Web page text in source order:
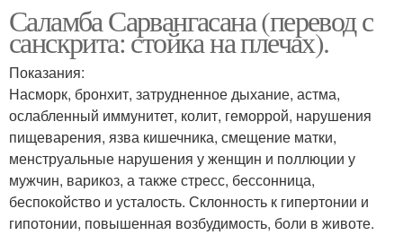
Саламба Сарвангасана (перевод с
санскрита: стойка на плечах).
Показания:
Насморк, бронхит, затрудненное дыхание, астма,
ослабленный иммунитет, колит, геморрой, нарушения
пищеварения, язва кишечника, смещение матки,
менструальные нарушения у женщин и поллюции у
мужчин, варикоз, а также стресс, бессонница,
беспокойство и усталость. Склонность к гипертонии и
гипотонии, повышенная возбудимость, боли в животе.